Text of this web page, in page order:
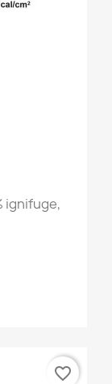
ignifuge,
favorite_border